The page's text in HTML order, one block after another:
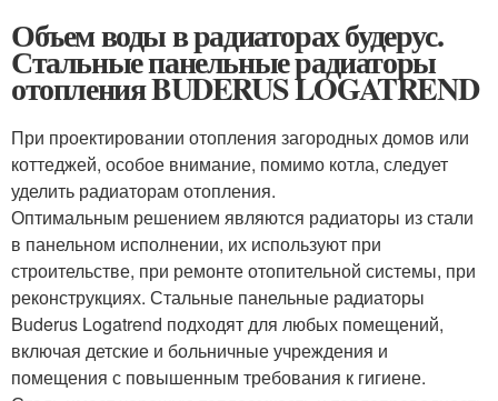
Объем воды в радиаторах будерус.
Стальные панельные радиаторы
отопления BUDERUS LOGATREND
При проектировании отопления загородных домов или
коттеджей, особое внимание, помимо котла, следует
уделить радиаторам отопления.
Оптимальным решением являются радиаторы из стали
в панельном исполнении, их используют при
строительстве, при ремонте отопительной системы, при
реконструкциях. Стальные панельные радиаторы
Buderus Logatrend подходят для любых помещений,
включая детские и больничные учреждения и
помещения с повышенным требования к гигиене.